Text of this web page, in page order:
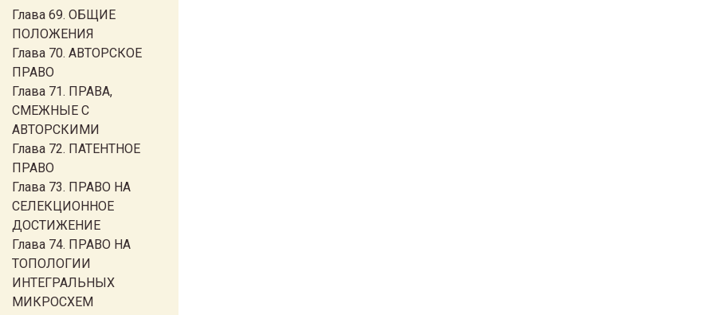
Глава 69. ОБЩИЕ
ПОЛОЖЕНИЯ
Глава 70. АВТОРСКОЕ
ПРАВО
Глава 71. ПРАВА,
СМЕЖНЫЕ С
АВТОРСКИМИ
Глава 72. ПАТЕНТНОЕ
ПРАВО
Глава 73. ПРАВО НА
СЕЛЕКЦИОННОЕ
ДОСТИЖЕНИЕ
Глава 74. ПРАВО НА
ТОПОЛОГИИ
ИНТЕГРАЛЬНЫХ
МИКРОСХЕМ